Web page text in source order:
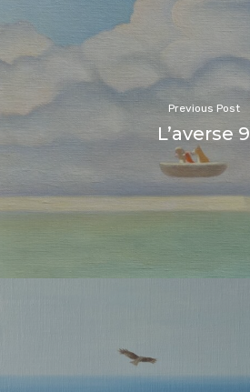
Previous Post
L’averse 9